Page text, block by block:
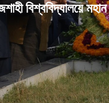
বিশ্ববিদ্যালয়ে